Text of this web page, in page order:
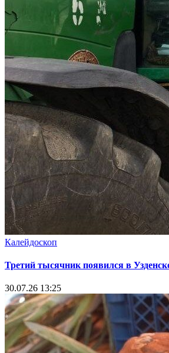
Калейдоскоп
Третий тысячник появился в
30.07.26 13:25